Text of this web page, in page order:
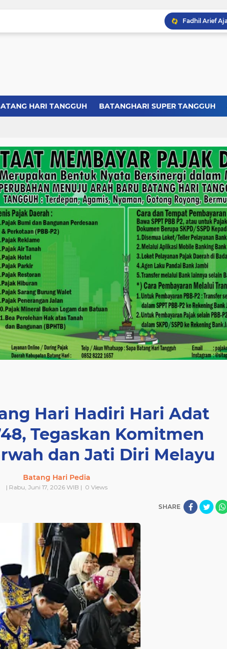
HARI TANGGUH BATANGHARI SUPER TANGGUH
Hari Hadiri Hari Adat
Tegaskan Komitmen
dan Jati Diri Melayu
Batang Hari Pedia
| Rabu, Juni 17, 2026 WIB | 0 Views
SHARE